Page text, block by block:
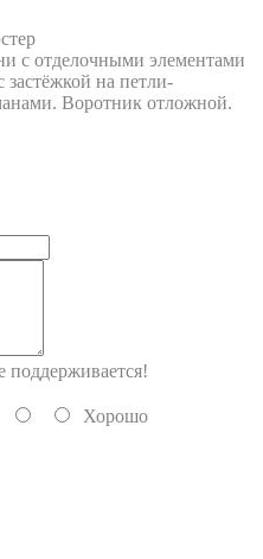
с отделочными элементами
на петли-
Воротник отложной.
поддерживается!
Хорошо